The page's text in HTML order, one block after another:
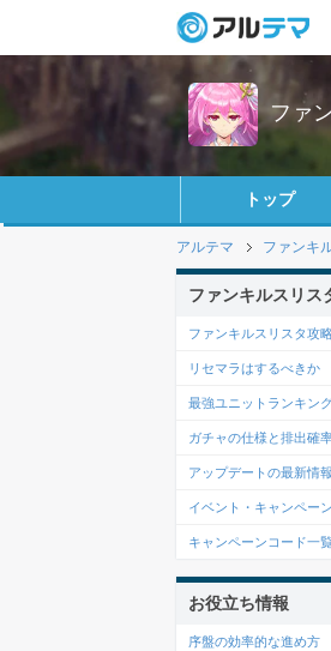
ファ
トップ
アルテマ ファンキ
ファンキルスリス
ファンキルスリスタ攻
リセマラはするべきか
最強ユニットランキン
ガチャの仕様と排出確
アップデートの最新情
イベント・キャンペー
キャンペーンコード一
お役立ち情報
序盤の効率的な進め方